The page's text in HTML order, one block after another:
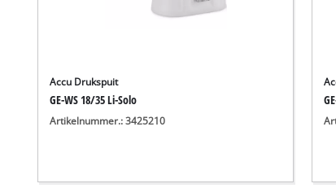
Accu Drukspuit
GE-WS 18/35 Li-Solo
Artikelnummer.: 3425210